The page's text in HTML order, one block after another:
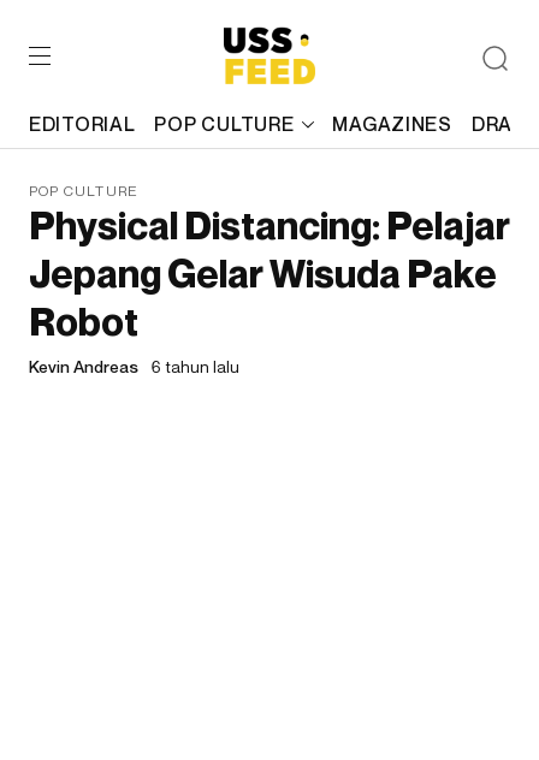
EDITORIAL POP CULTURE MAGAZINES
POP CULTURE
Physical Distancing: Pelajar
Jepang Gelar Wisuda Pake
Robot
Kevin Andreas 6 tahun lalu